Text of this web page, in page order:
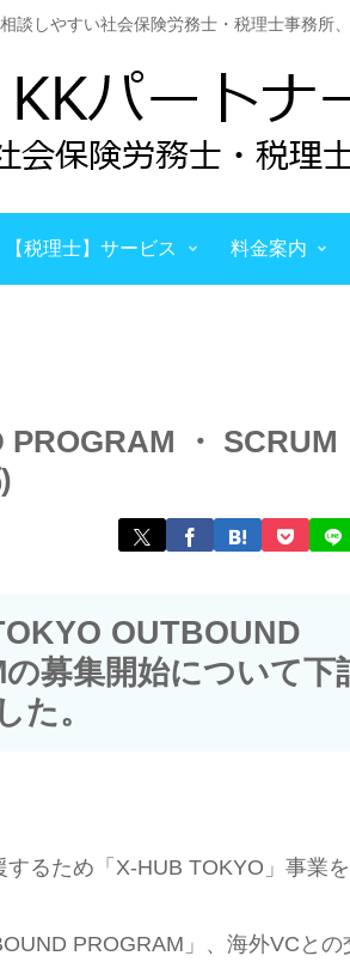
談しやすい社会保険労務士・税理士事務所
【税理士】サービス 料金案内
・ SCRUM
OUTBOUND
募集開始について下
た。
るため「X-HUB TOKYO」事業
PROGRAM」、海外VCとの